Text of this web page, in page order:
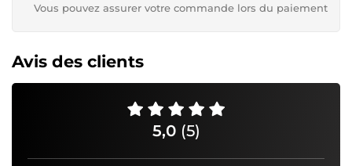
Vous pouvez assurer votre commande lors du paiement
Avis des clients
5,0 (5)